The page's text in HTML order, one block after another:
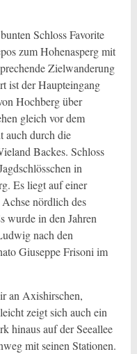
Schloss Favorite
zum Hohenasperg mit
Zielwanderung
ist der Haupteingang
Hochberg über
gleich vor dem
auch durch die
Backes. Schloss
in
Es liegt auf einer
nördlich des
wurde in den Jahren
nach den
Giuseppe Frisoni im
an Axishirschen,
zeigt sich auch ein
hinaus auf der Seeallee
mit seinen Stationen.